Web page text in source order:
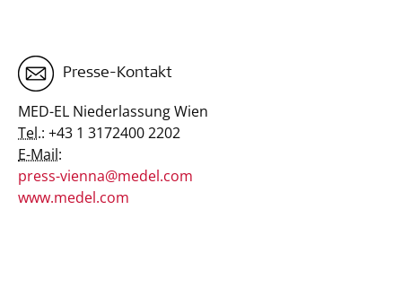
Presse-Kontakt
MED-EL Niederlassung Wien
Tel.: +43 1 3172400 2202
E-Mail:
press-vienna@medel.com
www.medel.com